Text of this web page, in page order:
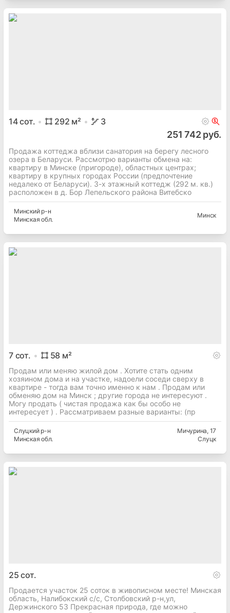
14сот. 292 м² 3
251 742 руб.
Продажа коттеджа вблизи санатория на берегу лесного
озера в Беларуси. Рассмотрю варианты обмена на:
квартиру в Минске (пригороде), областных центрах;
квартиру в крупных городах России (предпочтение
недалеко от Беларуси). 3-х этажный коттедж (292 м. кв.)
расположен в д. Бор Лепельского района Витебско
Минскийр-н
Минская обл.
Минск
7сот. 58 м²
Продам или меняю жилой дом . Хотите стать одним
хозяином дома и на участке, надоели соседи сверху в
квартире - тогда вам точно именно к нам . Продам или
обменяю дом на Минск ; другие города не интересуют .
Могу продать ( чистая продажа как бы особо не
интересует ) . Рассматриваем разные варианты: (пр
Слуцкийр-н
Минская обл.
Мичурина, 17
Слуцк
25 сот.
Продается участок 25 соток в живописном месте! Минская
область, Налибокский с/с, Столбовский р-н,ул,
Держинского 53 Прекрасная природа, где можно